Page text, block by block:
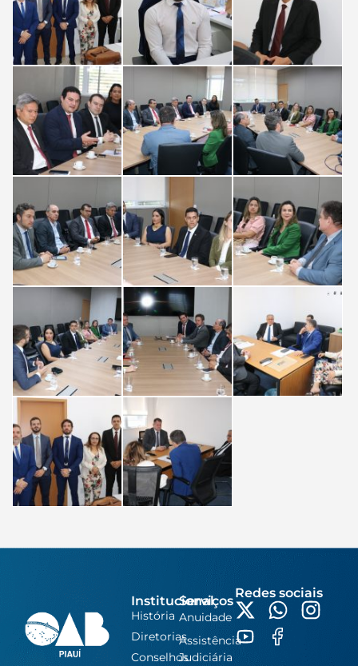
Institucional
História
Diretorias
Conselhos
Serviços
Anuidade
Assistência
Judiciária
Redes sociais